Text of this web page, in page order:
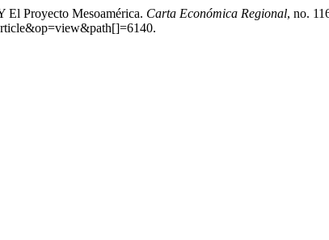
Proyecto Mesoamérica. Carta Económica Regional, no.